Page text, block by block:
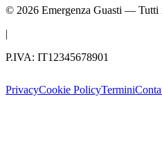
© 2026 Emergenza Guasti — Tutti
|
P.IVA: IT12345678901
PrivacyCookie PolicyTermini